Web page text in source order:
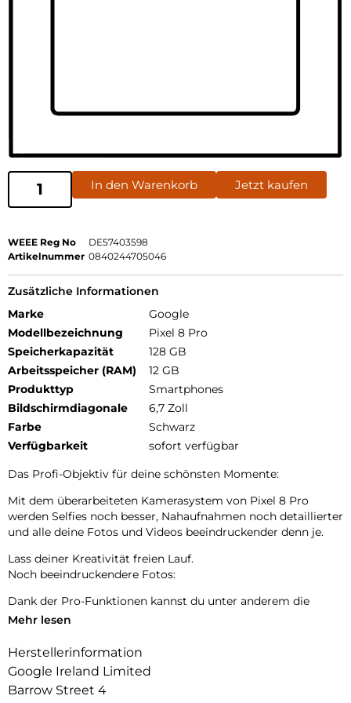
In den Warenkorb Jetzt kaufen
WEEE Reg No
DE57403598
Artikelnummer 0840244705046
Zusätzliche Informationen
Marke
Google
Modellbezeichnung
Pixel 8 Pro
Speicherkapazität
128 GB
Arbeitsspeicher (RAM)
12 GB
Produkttyp
Smartphones
Bildschirmdiagonale
6,7 Zoll
Farbe
Schwarz
Verfügbarkeit
sofort verfügbar
Das Profi-Objektiv für deine schönsten Momente:
Mit dem überarbeiteten Kamerasystem von Pixel 8 Pro
werden Selfies noch besser, Nahaufnahmen noch detaillierter
und alle deine Fotos und Videos beeindruckender denn je.
Lass deiner Kreativität freien Lauf.
Noch beeindruckendere Fotos:
Dank der Pro-Funktionen kannst du unter anderem die
Belichtungszeit und den ISO-Wert in den erweiterten
Bilder in hoher Auflösung – für noch mehr Detailtiefe.
Nur auf Google Pixel 8 Pro
Mehr lesen
Herstellerinformation
Google Ireland Limited
Barrow Street 4